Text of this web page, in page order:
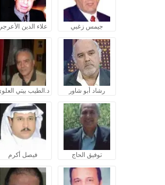
جيمس زغبي علاء الدين
رشاد أبو شاور د.الطيب بيتي
توفيق الحاج فيصل أكرم